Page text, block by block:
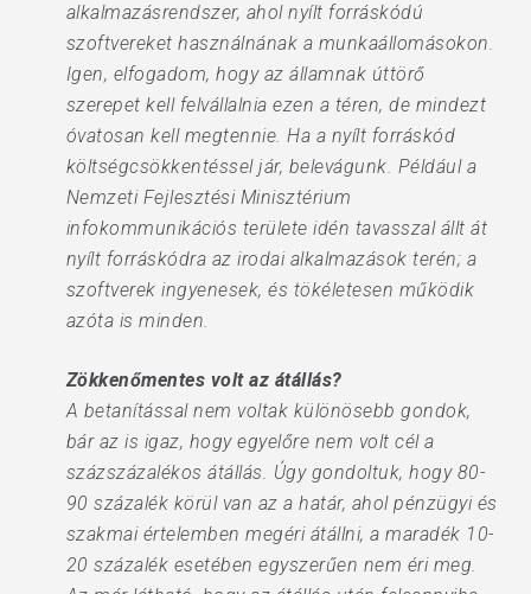
alkalmazásrendszer, ahol nyílt forráskódú
szoftvereket használnának a munkaállomásokon.
Igen, elfogadom, hogy az államnak úttörő
szerepet kell felvállalnia ezen a téren, de mindezt
óvatosan kell megtennie. Ha a nyílt forráskód
költségcsökkentéssel jár, belevágunk. Például a
Nemzeti Fejlesztési Minisztérium
infokommunikációs területe idén tavasszal állt át
nyílt forráskódra az irodai alkalmazások terén; a
szoftverek ingyenesek, és tökéletesen működik
azóta is minden.
Zökkenőmentes volt az átállás?
A betanítással nem voltak különösebb gondok,
bár az is igaz, hogy egyelőre nem volt cél a
százszázalékos átállás. Úgy gondoltuk, hogy 80-
90 százalék körül van az a határ, ahol pénzügyi és
szakmai értelemben megéri átállni, a maradék 10-
20 százalék esetében egyszerűen nem éri meg.